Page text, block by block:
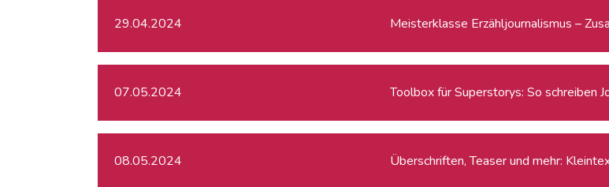
29.04.2024 Meisterklasse Erzähljournalismus –
07.05.2024 Toolbox für Superstorys: So schreiben
08.05.2024 Überschriften, Teaser und mehr: